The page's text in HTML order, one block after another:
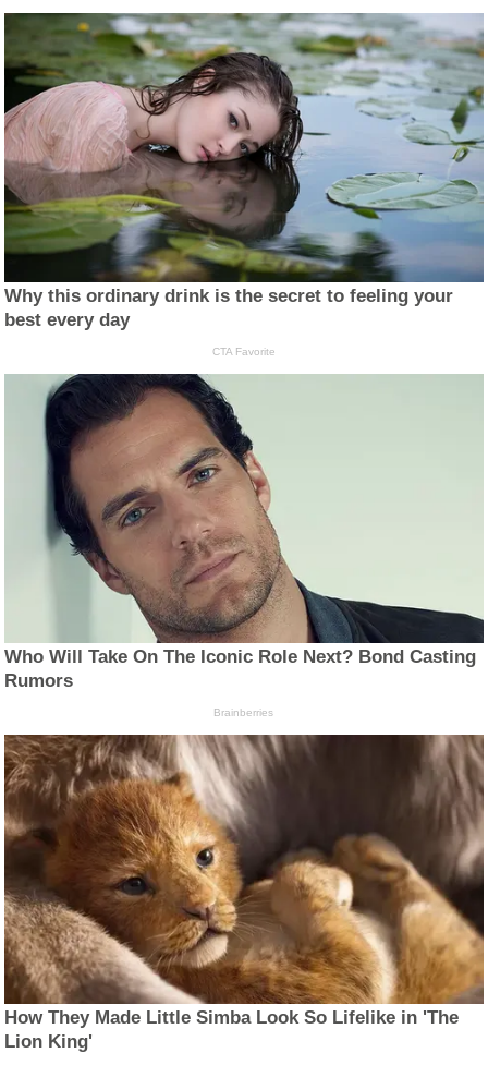
Why this ordinary drink is the secret to feeling your
best every day
CTA Favorite
Who Will Take On The Iconic Role Next? Bond Casting
Rumors
Brainberries
How They Made Little Simba Look So Lifelike in 'The
Lion King'